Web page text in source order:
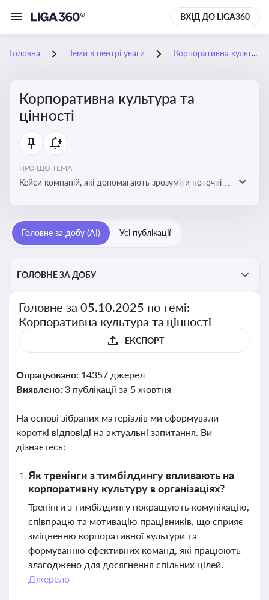
ВХІД ДО LIGA360
Головна Теми в центрі уваги Корпоративна культура та цінності
Корпоративна культура та
цінності
ПРО ЩО ТЕМА:
Кейси компаній, які допомагають зрозуміти поточні
бізнес-середовища
Головне за добу (AI) Усі публікації
ГОЛОВНЕ ЗА ДОБУ
Головне за 05.10.2025 по темі:
Корпоративна культура та цінності
ЕКСПОРТ
Опрацьовано: 14357 джерел
Виявлено: 3 публікації за 5 жовтня
На основі зібраних матеріалів ми сформували
короткі відповіді на актуальні запитання. Ви
дізнаєтесь:
Як тренінги з тимбілдингу впливають на
корпоративну культуру в організаціях?
Тренінги з тимбілдингу покращують комунікацію,
співпрацю та мотивацію працівників, що сприяє
зміцненню корпоративної культури та
формуванню ефективних команд, які працюють
злагоджено для досягнення спільних цілей.
Джерело